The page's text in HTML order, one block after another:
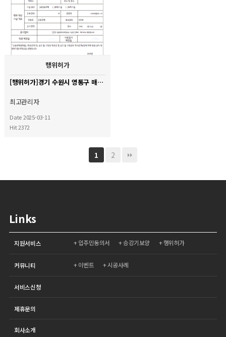
행위허가
[행위허가]경기 수원시 영통구 매탄 위브 하늘채 아파트
최고관리자
Date 2025-03-11
Hit 2372
1 2
Links
지원서비스 입주민동의서 승강기보양 행위허가
커뮤니티 이벤트 시공사례
서비스신청
제휴문의
회사소개